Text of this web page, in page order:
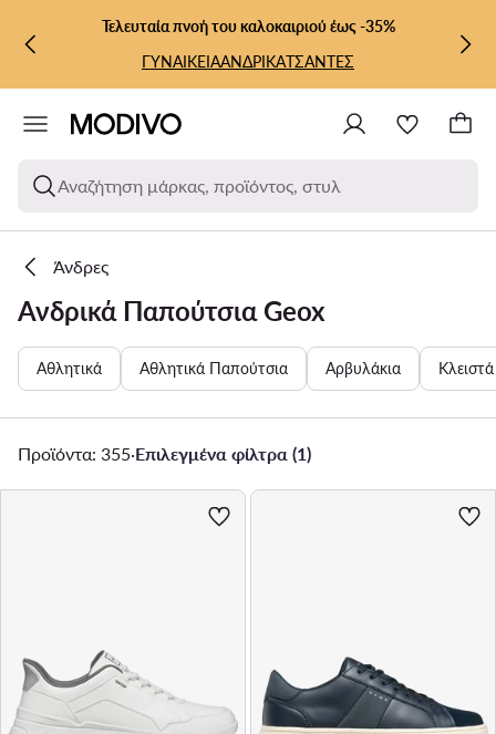
ΜΕΤΆΒΑΣΗ ΣΤΟ ΚΎΡΙΟ ΠΕΡΙΕΧΌΜΕΝΟ
ΜΕΤΆΒΑΣΗ ΣΤΗΝ ΑΝΑΖΉΤΗΣΗ
Τελευταία πνοή του καλοκαιριού έως -35%
ΓΥΝΑΙΚΕΙΑΑΝΔΡΙΚΑΤΣΑΝΤΕΣ
Αναζήτηση μάρκας, προϊόντος, στυλ
Άνδρες
Ανδρικά Παπούτσια Geox
Αθλητικά Αθλητικά Παπούτσια Αρβυλάκια
Προϊόντα: 355·Επιλεγμένα φίλτρα (1)